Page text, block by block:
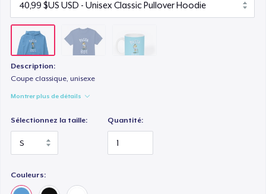
Description:
Coupe classique, unisexe
Montrer plus de détails
Sélectionnez la taille: Quantité:
Couleurs: